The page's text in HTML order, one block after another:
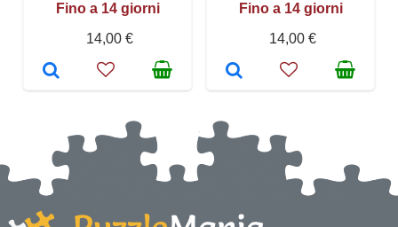
Fino a 14 giorni
14,00 €
Fino a 14 giorni
14,00 €